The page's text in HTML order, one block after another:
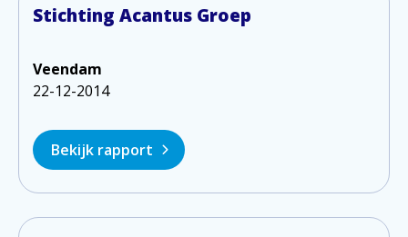
Stichting Acantus Groep
Veendam
22-12-2014
Bekijk rapport